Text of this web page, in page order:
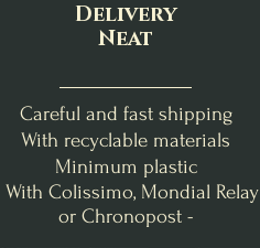
Clémentine Vanillée
Brise Fraîche
Poire-Freesia
Delivery
Neat
Careful and fast shipping
With recyclable materials
Minimum plastic
With Colissimo, Mondial Relay
or Chronopost -